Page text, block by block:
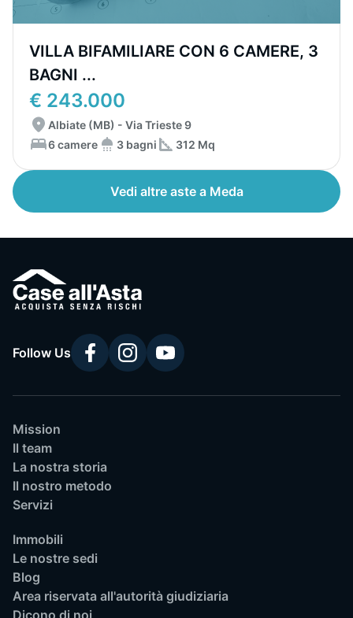
VILLA BIFAMILIARE CON 6 CAMERE, 3
BAGNI ...
€ 243.000
Albiate (MB) - Via Trieste 9
6 camere
3 bagni 312 Mq
Vedi altre aste a Meda
Follow Us
Mission
Il team
La nostra storia
Il nostro metodo
Servizi
Immobili
Le nostre sedi
Blog
Area riservata all'autorità giudiziaria
Dicono di noi